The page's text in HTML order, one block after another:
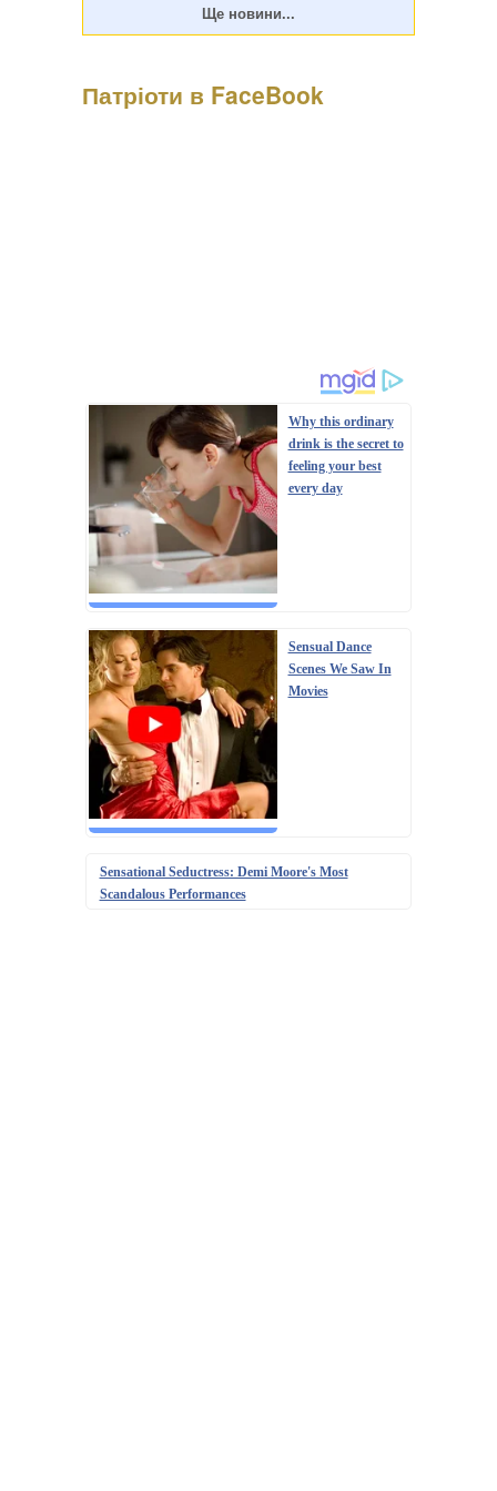
Психологиня Наталія Холоденко зізналася, що в
Патріоти в FaceBook
Why this ordinary
drink is the secret to
feeling your best
every day
Sensual Dance
Scenes We Saw In
Movies
Sensational Seductress: Demi Moore's Most
Scandalous Performances